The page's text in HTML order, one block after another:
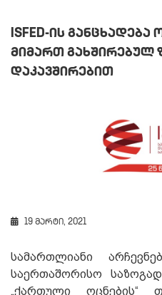
ISFED-ის განცხადება
მიმართ გახშირებულ
დაკავშირებით
19 მარტი, 2021
სამართლიანი
საერთაშორისო
„ქართული ოცნების“